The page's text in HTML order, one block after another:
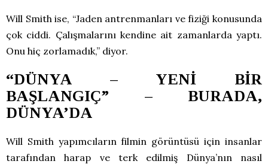
Will Smith ise, “Jaden antrenmanları ve fiziği konusunda
çok ciddi. Çalışmalarını kendine ait zamanlarda yaptı.
Onu hiç zorlamadık,” diyor.
“DÜNYA – YENİ BİR
BAŞLANGIÇ” – BURADA,
DÜNYA’DA
Will Smith yapımcıların filmin görüntüsü için insanlar
tarafından harap ve terk edilmiş Dünya’nın nasıl